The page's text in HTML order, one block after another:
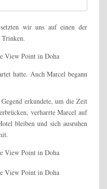
wir uns auf einen der
Trinken.
hatte. Auch Marcel begann
erkundete, um die Zeit
verharrte Marcel auf
bleiben und sich ausruhen